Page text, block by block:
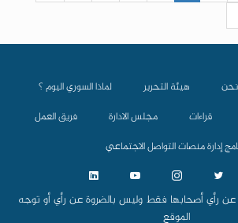
هيئة التحرير
لماذا السوري اليوم ؟
قراءات مجلس الادارة
فريق العمل
إدارة منصات التواصل الاجتماعي
عن رأي أصحابها فقط وليس بالضروة عن رأي أو توجه
الموقع